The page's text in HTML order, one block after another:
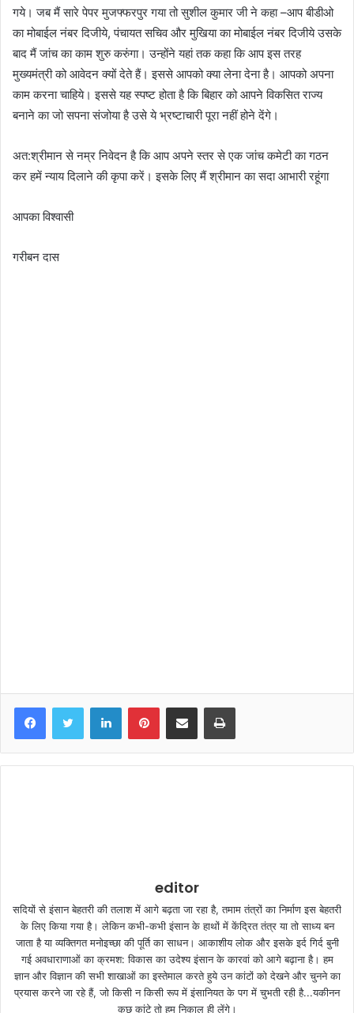
गये। जब मैं सारे पेपर मुजफ्फरपुर गया तो सुशील कुमार जी ने कहा –आप बीडीओ
का मोबाईल नंबर दिजीये, पंचायत सचिव और मुखिया का मोबाईल नंबर दिजीये उसके
बाद मैं जांच का काम शुरु करुंगा। उन्होंने यहां तक कहा कि आप इस तरह
मुख्यमंत्री को आवेदन क्यों देते हैं। इससे आपको क्या लेना देना है। आपको अपना
काम करना चाहिये। इससे यह स्पष्ट होता है कि बिहार को आपने विकसित राज्य
बनाने का जो सपना संजोया है उसे ये भ्रष्टाचारी पूरा नहीं होने देंगे।
अत:श्रीमान से नम्र निवेदन है कि आप अपने स्तर से एक जांच कमेटी का गठन
कर हमें न्याय दिलाने की कृपा करें। इसके लिए मैं श्रीमान का सदा आभारी रहूंगा
आपका विश्वासी
गरीबन दास
editor
सदियों से इंसान बेहतरी की तलाश में आगे बढ़ता जा रहा है, तमाम तंत्रों का निर्माण इस बेहतरी
के लिए किया गया है। लेकिन कभी-कभी इंसान के हाथों में केंद्रित तंत्र या तो साध्य बन
जाता है या व्यक्तिगत मनोइच्छा की पूर्ति का साधन। आकाशीय लोक और इसके इर्द गिर्द बुनी
गई अवधाराणाओं का क्रमश: विकास का उदेश्य इंसान के कारवां को आगे बढ़ाना है। हम
ज्ञान और विज्ञान की सभी शाखाओं का इस्तेमाल करते हुये उन कांटों को देखने और चुनने का
प्रयास करने जा रहे हैं, जो किसी न किसी रूप में इंसानियत के पग में चुभती रही है...यकीनन
कुछ कांटे तो हम निकाल ही लेंगे।